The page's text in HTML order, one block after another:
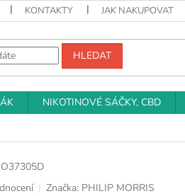
KONTAKTY JAK NAKUPOVAT
HLEDAT
NIKOTINOVÉ SÁČKY, CBD
O37305D
Značka: PHILIP MORRIS